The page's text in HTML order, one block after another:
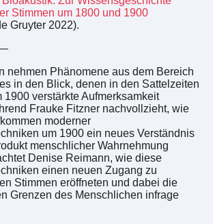
Stimmen um 1800 und 1900
Gruyter 2022).
nehmen Phänomene aus dem Bereich
in den Blick, denen in den Sattelzeiten
1900 verstärkte Aufmerksamkeit
Frauke Fitzner nachvollzieht, wie
moderner
um 1900 ein neues Verständnis
menschlicher Wahrnehmung
Denise Reimann, wie diese
einen neuen Zugang zu
Stimmen eröffneten und dabei die
Grenzen des Menschlichen infrage